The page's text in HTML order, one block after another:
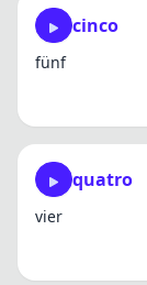
cinco
fünf
quatro
vier